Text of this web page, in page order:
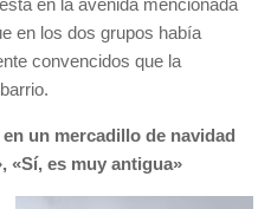
en la avenida mencionada
en los dos grupos había
convencidos que la
un mercadillo de navidad
«Sí, es muy antigua»